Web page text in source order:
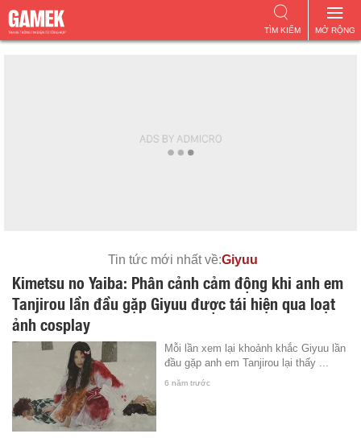
MỞ RỘNG
TÌM KIẾM
Tin tức mới nhất về:Giyuu
Kimetsu no Yaiba: Phân cảnh cảm động khi anh em
Tanjirou lần đầu gặp Giyuu được tái hiện qua loạt
ảnh cosplay
Mỗi lần xem lại khoảnh khắc Giyuu lần
đầu gặp anh em Tanjirou lại thấy ...
6 năm trước